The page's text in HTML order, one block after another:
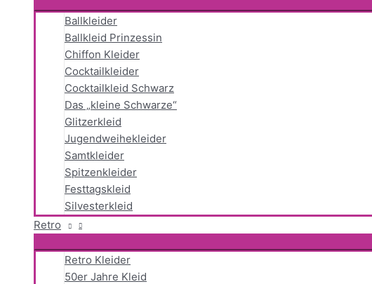
Ballkleider
Ballkleid Prinzessin
Chiffon Kleider
Cocktailkleider
Cocktailkleid Schwarz
Das „kleine Schwarze“
Glitzerkleid
Jugendweihekleider
Samtkleider
Spitzenkleider
Festtagskleid
Silvesterkleid
Retro
Retro Kleider
50er Jahre Kleid